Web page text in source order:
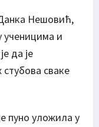
Нешовић,
ученицима и
да је
сваке
пуно уложила у